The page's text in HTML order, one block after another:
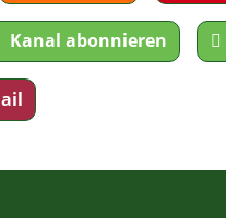
Kanal abonnieren